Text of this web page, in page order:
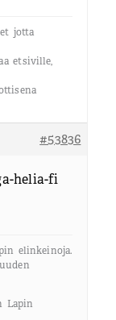
jotta
etsiville,
#53836
helia-fi
elinkeinoja.
Lapin